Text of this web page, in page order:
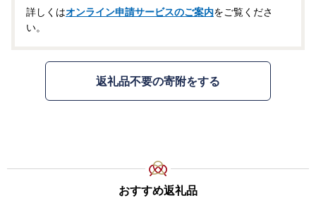
詳しくはオンライン申請サービスのご案内をご覧くださ
い。
返礼品不要の寄附をする
おすすめ返礼品